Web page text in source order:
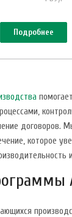
Подробнее
договоров.
которое